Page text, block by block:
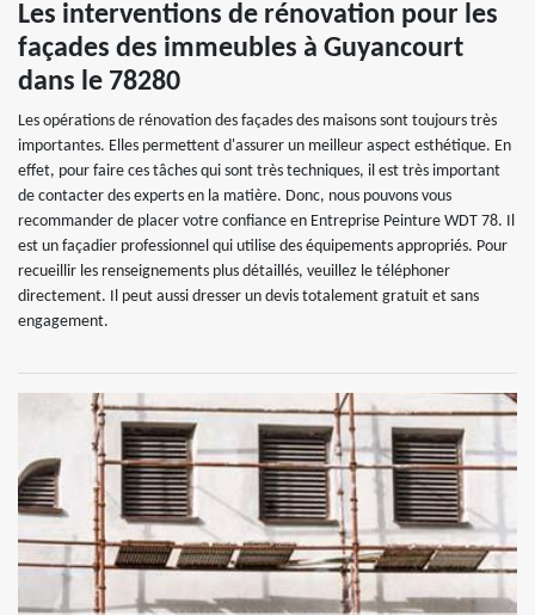
Les interventions de rénovation pour les
façades des immeubles à Guyancourt
dans le 78280
Les opérations de rénovation des façades des maisons sont toujours très
importantes. Elles permettent d'assurer un meilleur aspect esthétique. En
effet, pour faire ces tâches qui sont très techniques, il est très important
de contacter des experts en la matière. Donc, nous pouvons vous
recommander de placer votre confiance en Entreprise Peinture WDT 78. Il
est un façadier professionnel qui utilise des équipements appropriés. Pour
recueillir les renseignements plus détaillés, veuillez le téléphoner
directement. Il peut aussi dresser un devis totalement gratuit et sans
engagement.